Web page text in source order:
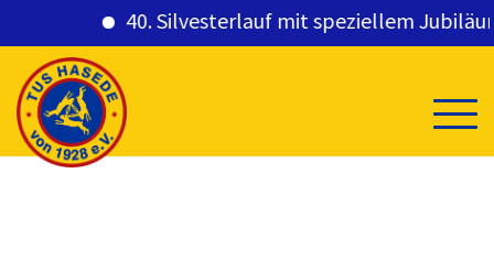
40. Silvesterlauf mit speziellem
content